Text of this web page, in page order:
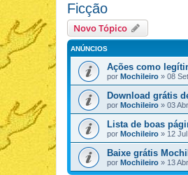
Ficção
Novo Tópico
ANÚNCIOS
Ações como
por Mochileiro » 08
Download grátis
por Mochileiro » 03
Lista de boas
por Mochileiro » 12
Baixe grátis
por Mochileiro » 13